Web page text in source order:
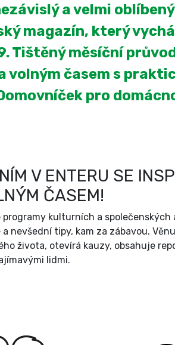
a velmi oblíbený
magazín, který
Tištěný měsíční
volným časem s
pro
V ENTERU SE
ČASEM!
programy kulturních a společenských
nevšední tipy, kam za zábavou.
života, otevírá kauzy, obsahuje
lidmi.